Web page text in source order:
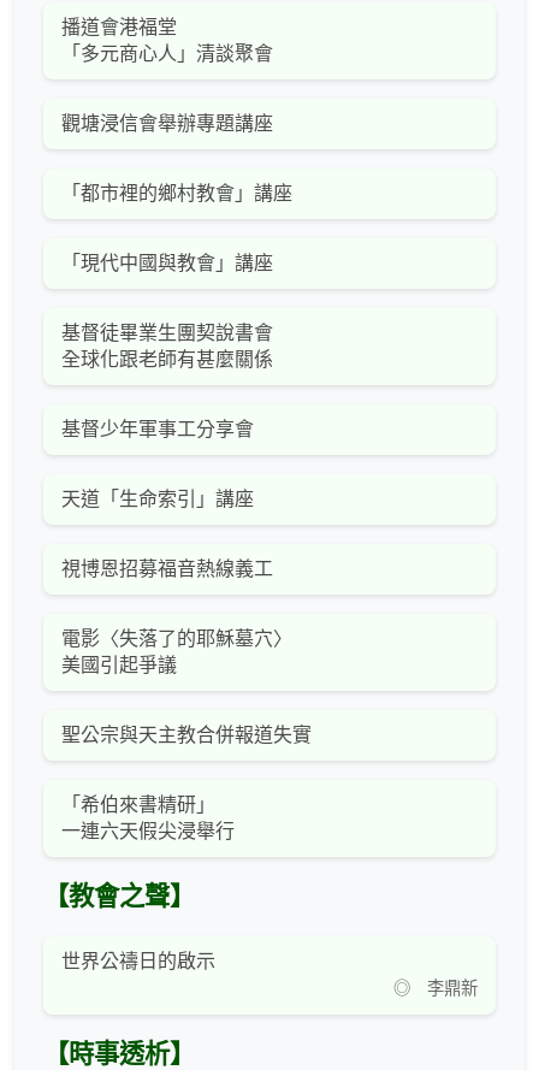
播道會港福堂
「多元商心人」清談聚會
觀塘浸信會舉辦專題講座
「都市裡的鄉村教會」講座
「現代中國與教會」講座
基督徒畢業生團契說書會
全球化跟老師有甚麼關係
基督少年軍事工分享會
天道「生命索引」講座
視博恩招募福音熱線義工
電影〈失落了的耶穌墓穴〉
美國引起爭議
聖公宗與天主教合併報道失實
「希伯來書精研」
一連六天假尖浸舉行
【教會之聲】
世界公禱日的啟示
◎ 李鼎新
【時事透析】